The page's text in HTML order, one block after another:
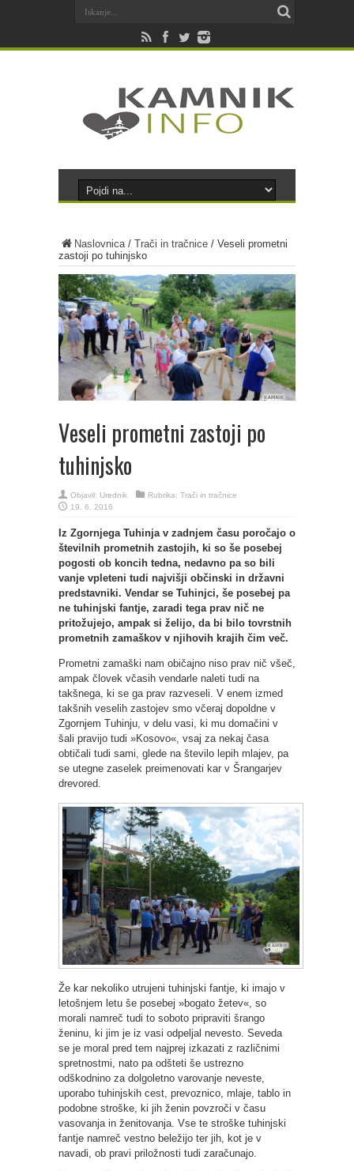
Naslovnica/ Trači in tračnice / Veseli prometni
zastoji po tuhinjsko
Veseli prometni zastoji po
tuhinjsko
Objavil: Urednik Rubrika: Trači in tračnice
19. 6. 2016
Iz Zgornjega Tuhinja v zadnjem času poročajo o
številnih prometnih zastojih, ki so še posebej
pogosti ob koncih tedna, nedavno pa so bili
vanje vpleteni tudi najvišji občinski in državni
predstavniki. Vendar se Tuhinjci, še posebej pa
ne tuhinjski fantje, zaradi tega prav nič ne
pritožujejo, ampak si želijo, da bi bilo tovrstnih
prometnih zamaškov v njihovih krajih čim več.
Prometni zamaški nam običajno niso prav nič všeč,
ampak človek včasih vendarle naleti tudi na
takšnega, ki se ga prav razveseli. V enem izmed
takšnih veselih zastojev smo včeraj dopoldne v
Zgornjem Tuhinju, v delu vasi, ki mu domačini v
šali pravijo tudi »Kosovo«, vsaj za nekaj časa
obtičali tudi sami, glede na število lepih mlajev, pa
se utegne zaselek preimenovati kar v Šrangarjev
drevored.
Že kar nekoliko utrujeni tuhinjski fantje, ki imajo v
letošnjem letu še posebej »bogato žetev«, so
morali namreč tudi to soboto pripraviti šrango
ženinu, ki jim je iz vasi odpeljal nevesto. Seveda
se je moral pred tem najprej izkazati z različnimi
spretnostmi, nato pa odšteti še ustrezno
odškodnino za dolgoletno varovanje neveste,
uporabo tuhinjskih cest, prevoznico, mlaje, tablo in
podobne stroške, ki jih ženin povzroči v času
vasovanja in ženitovanja. Vse te stroške tuhinjski
fantje namreč vestno beležijo ter jih, kot je v
navadi, ob pravi priložnosti tudi zaračunajo.